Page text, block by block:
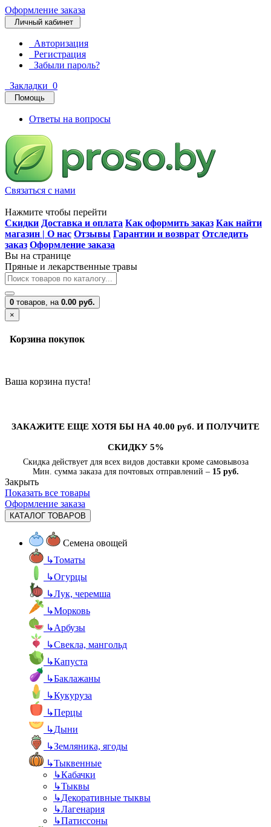
Оформление заказа
Личный кабинет
Авторизация
Регистрация
Забыли пароль?
Закладки 0
Помощь
Ответы на вопросы
Связаться с нами
Нажмите чтобы перейти
Скидки Доставка и оплата Как оформить заказ Как найти
магазин | О нас Отзывы Гарантии и возврат Отследить
заказ Оформление заказа
Вы на странице
Пряные и лекарственные травы
0 товаров, на 0.00 руб.
×
Корзина покупок
Ваша корзина пуста!
ЗАКАЖИТЕ ЕЩЕ ХОТЯ БЫ НА 40.00 руб. И ПОЛУЧИТЕ
СКИДКУ 5%
Скидка действует для всех видов доставки кроме самовывоза
Мин. сумма заказа для почтовых отправлений – 15 руб.
Закрыть
Показать все товары
Оформление заказа
КАТАЛОГ ТОВАРОВ
Семена овощей
↳Томаты
↳Огурцы
↳Лук, черемша
↳Морковь
↳Арбузы
↳Свекла, мангольд
↳Капуста
↳Баклажаны
↳Кукуруза
↳Перцы
↳Дыни
↳Земляника, ягоды
↳Тыквенные
↳Кабачки
↳Тыквы
↳Декоративные тыквы
↳Лагенария
↳Патиссоны